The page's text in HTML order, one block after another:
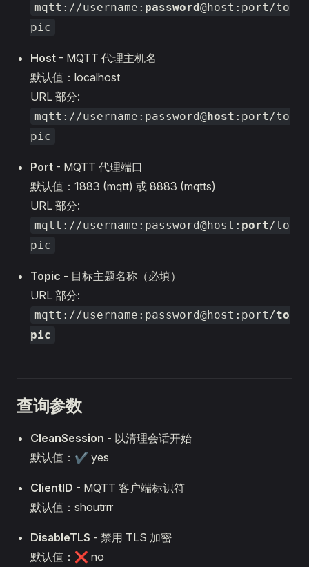
mqtt://username: password@host:port/to
pic
Host - MQTT 代理主机名
默认值：localhost
URL 部分:
mqtt://username:password@host :port/to
pic
Port - MQTT 代理端口
默认值：1883 (mqtt) 或 8883 (mqtts)
URL 部分:
mqtt://username:password@host: port/to
pic
Topic - 目标主题名称（必填）
URL 部分:
mqtt://username:password@host:port/to
pic
查询参数
CleanSession - 以清理会话开始
默认值：✔ yes
ClientID - MQTT 客户端标识符
默认值：shoutrrr
DisableTLS - 禁用 TLS 加密
默认值：❌ no